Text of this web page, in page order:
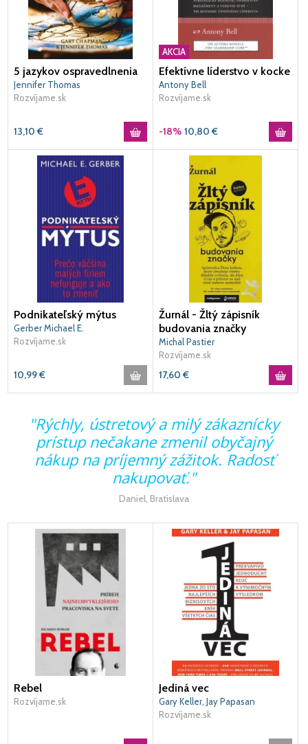
5 jazykov ospravedlnenia
Jennifer Thomas
Rozvíjame.sk
13,10 €
AKCIA
Efektívne líderstvo v kocke
Antony Bell
Rozvíjame.sk
-18% 10,80 €
Podnikateľský mýtus
Gerber Michael E.
Rozvíjame.sk
10,99€
Žurnál - Žltý zápisník
budovania značky
Michal Pastier
Rozvíjame.sk
17,60 €
"Rýchly, ústretový a milý zákaznícky
prístup nečakane zmenil obyčajný
nákup na príjemný zážitok. Radosť
nakupovať."
Daniel, Bratislava
Rebel
Rozvíjame.sk
Jediná vec
Gary Keller, Jay Papasan
Rozvíjame.sk